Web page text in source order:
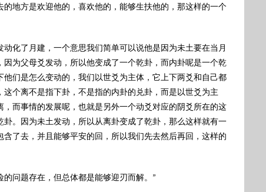
地方是欢迎他的，喜欢他的，能够生扶他的，那这样的一个
化了月建，一个意思我们简单可以说他是因为未土要在当月
为父母爻发动，所以他变成了一个乾卦，而内卦呢是一个乾
们是怎么变动的，我们以世爻为主体，它上下两爻和自己都
个离不是指下卦，不是指的内卦的兑卦，而是以世爻为主
而事情的发展呢，也就是另外一个动爻对应的阴爻所在的这
。因为未土发动，所以从离卦变成了乾卦，那么这样就有一
了去，并且能够平安的回，所以我们先去然后再回，这样的
问题存在，但总体都是能够迎刃而解。”